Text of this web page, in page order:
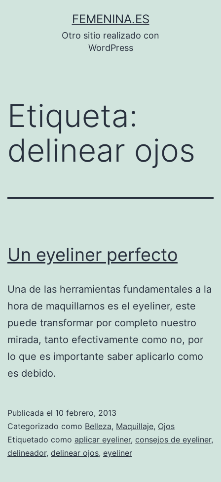
FEMENINA.ES
Otro sitio realizado con
WordPress
Etiqueta:
delinear ojos
Un eyeliner perfecto
Una de las herramientas fundamentales a la
hora de maquillarnos es el eyeliner, este
puede transformar por completo nuestro
mirada, tanto efectivamente como no, por
lo que es importante saber aplicarlo como
es debido.
Publicada el 10 febrero, 2013
Categorizado como Belleza, Maquillaje, Ojos
Etiquetado como aplicar eyeliner, consejos de eyeliner,
delineador, delinear ojos, eyeliner